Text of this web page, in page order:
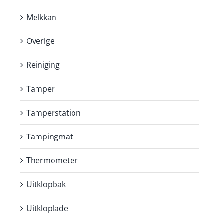
Melkkan
Overige
Reiniging
Tamper
Tamperstation
Tampingmat
Thermometer
Uitklopbak
Uitkloplade